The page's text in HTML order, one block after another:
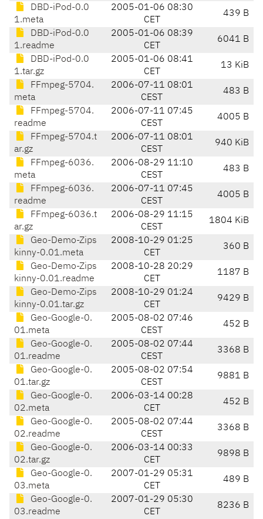
DBD-iPod-0.0
1.meta
2005-01-06 08:30
CET
439 B
DBD-iPod-0.0
1.readme
2005-01-06 08:39
CET
6041 B
DBD-iPod-0.0
1.tar.gz
2005-01-06 08:41
CET
13 KiB
FFmpeg-5704.
meta
2006-07-11 08:01
CEST
483 B
FFmpeg-5704.
readme
2006-07-11 07:45
CEST
4005 B
FFmpeg-5704.t
ar.gz
2006-07-11 08:01
CEST
940 KiB
FFmpeg-6036.
meta
2006-08-29 11:10
CEST
483 B
FFmpeg-6036.
readme
2006-07-11 07:45
CEST
4005 B
FFmpeg-6036.t
ar.gz
2006-08-29 11:15
CEST
1804 KiB
Geo-Demo-Zips
kinny-0.01.meta
2008-10-29 01:25
CET
360 B
Geo-Demo-Zips
kinny-0.01.readme
2008-10-28 20:29
CET
1187 B
Geo-Demo-Zips
kinny-0.01.tar.gz
2008-10-29 01:24
CET
9429 B
Geo-Google-0.
01.meta
2005-08-02 07:46
CEST
452 B
Geo-Google-0.
01.readme
2005-08-02 07:44
CEST
3368 B
Geo-Google-0.
01.tar.gz
2005-08-02 07:54
CEST
9881 B
Geo-Google-0.
02.meta
2006-03-14 00:28
CET
452 B
Geo-Google-0.
02.readme
2005-08-02 07:44
CEST
3368 B
Geo-Google-0.
02.tar.gz
2006-03-14 00:33
CET
9898 B
Geo-Google-0.
03.meta
2007-01-29 05:31
CET
489 B
Geo-Google-0.
03.readme
2007-01-29 05:30
CET
8236 B